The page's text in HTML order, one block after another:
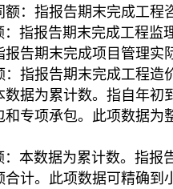
：指报告期末完成工程
报告期末完成工程监
告期末完成项目管理实
指报告期末完成工程造
据为累计数。指自年
专项承包。此项数据
数据为累计数。指报
合计。此项数据可精确